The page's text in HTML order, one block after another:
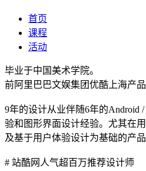
首页
课程
活动
毕业于中国美术学院。
前阿里巴巴文娱集团优酷上海产
9年的设计从业伴随6年的Android
验和图形界面设计经验。尤其在
及基于用户体验设计为基础的产
# 站酷网人气超百万推荐设计师